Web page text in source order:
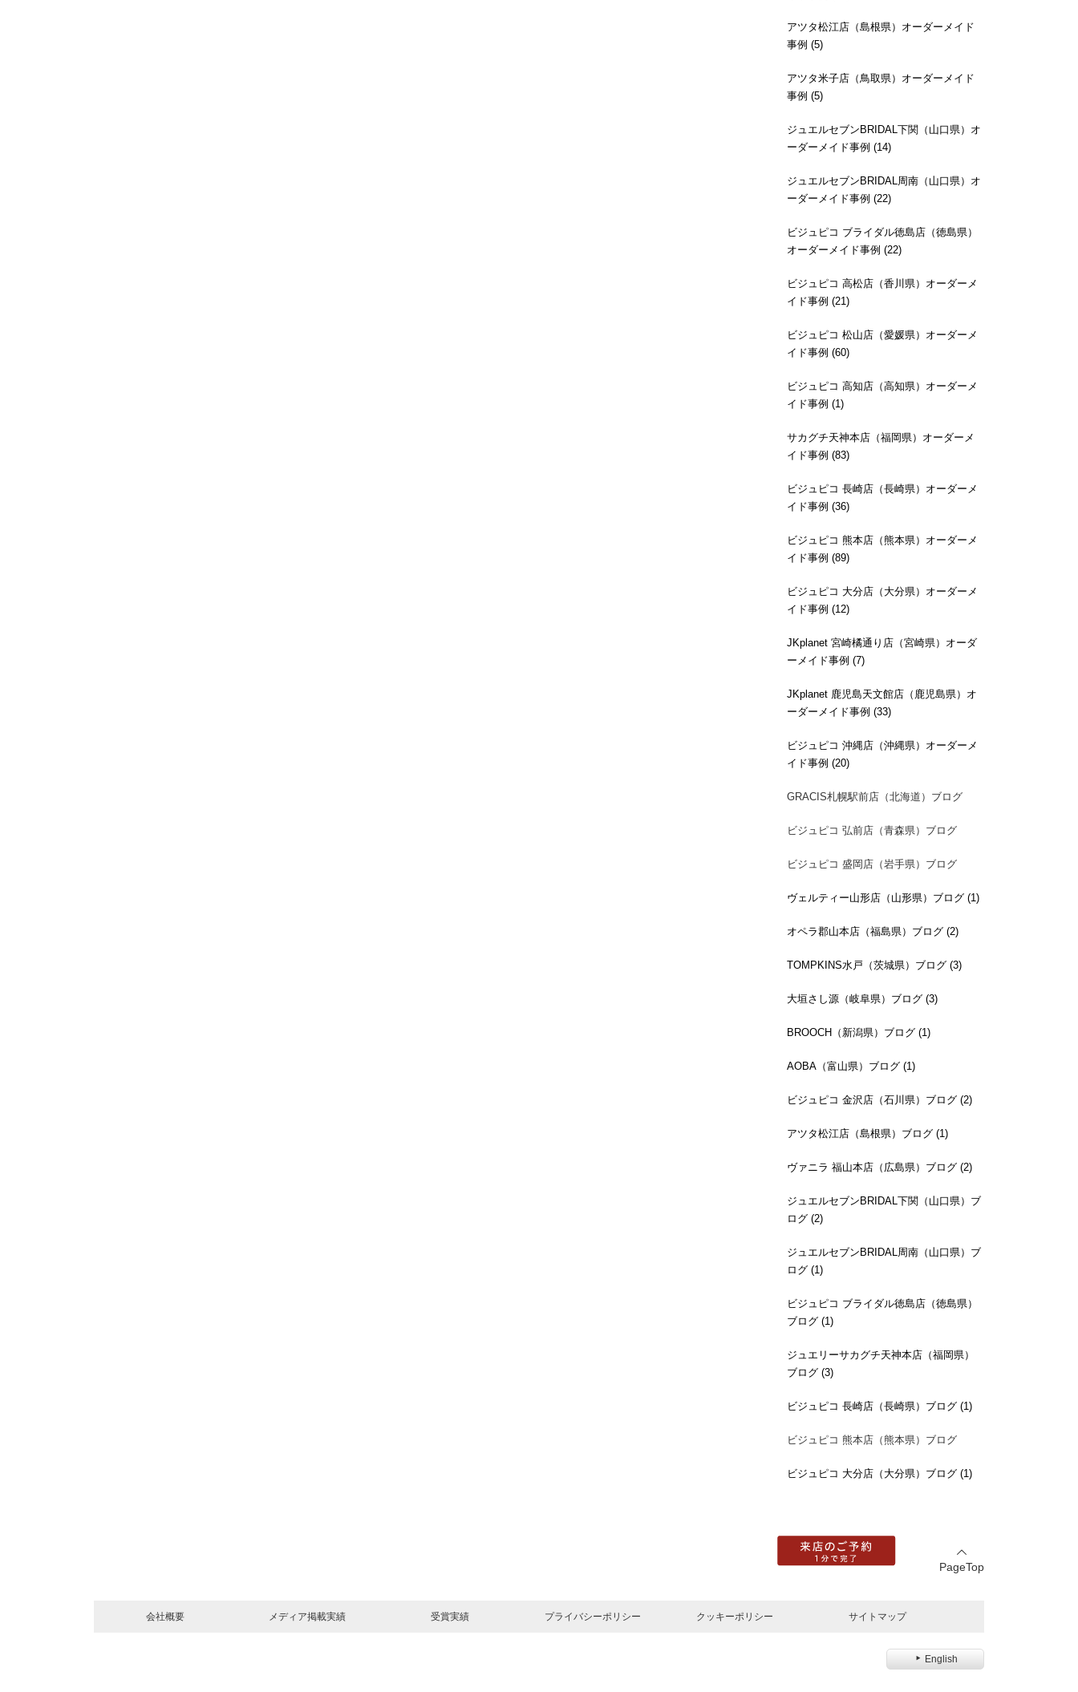
アツタ松江店（島根県）オーダーメイド
事例 (5)
アツタ米子店（鳥取県）オーダーメイド
事例 (5)
ジュエルセブンBRIDAL下関（山口県）オ
ーダーメイド事例 (14)
ジュエルセブンBRIDAL周南（山口県）オ
ーダーメイド事例 (22)
ビジュピコ ブライダル徳島店（徳島県）
オーダーメイド事例 (22)
ビジュピコ 高松店（香川県）オーダーメ
イド事例 (21)
ビジュピコ 松山店（愛媛県）オーダーメ
イド事例 (60)
ビジュピコ 高知店（高知県）オーダーメ
イド事例 (1)
サカグチ天神本店（福岡県）オーダーメ
イド事例 (83)
ビジュピコ 長崎店（長崎県）オーダーメ
イド事例 (36)
ビジュピコ 熊本店（熊本県）オーダーメ
イド事例 (89)
ビジュピコ 大分店（大分県）オーダーメ
イド事例 (12)
JKplanet 宮崎橘通り店（宮崎県）オーダ
ーメイド事例 (7)
JKplanet 鹿児島天文館店（鹿児島県）オ
ーダーメイド事例 (33)
ビジュピコ 沖縄店（沖縄県）オーダーメ
イド事例 (20)
GRACIS札幌駅前店（北海道）ブログ
ビジュピコ 弘前店（青森県）ブログ
ビジュピコ 盛岡店（岩手県）ブログ
ヴェルティー山形店（山形県）ブログ (1)
オペラ郡山本店（福島県）ブログ (2)
TOMPKINS水戸（茨城県）ブログ (3)
大垣さし源（岐阜県）ブログ (3)
BROOCH（新潟県）ブログ (1)
AOBA（富山県）ブログ (1)
ビジュピコ 金沢店（石川県）ブログ (2)
アツタ松江店（島根県）ブログ (1)
ヴァニラ 福山本店（広島県）ブログ (2)
ジュエルセブンBRIDAL下関（山口県）ブ
ログ (2)
ジュエルセブンBRIDAL周南（山口県）ブ
ログ (1)
ビジュピコ ブライダル徳島店（徳島県）
ブログ (1)
ジュエリーサカグチ天神本店（福岡県）
ブログ (3)
ビジュピコ 長崎店（長崎県）ブログ (1)
ビジュピコ 熊本店（熊本県）ブログ
ビジュピコ 大分店（大分県）ブログ (1)
PageTop
会社概要 メディア掲載実績 受賞実績 プライバシーポリシー クッキーポリシー サイトマップ
English